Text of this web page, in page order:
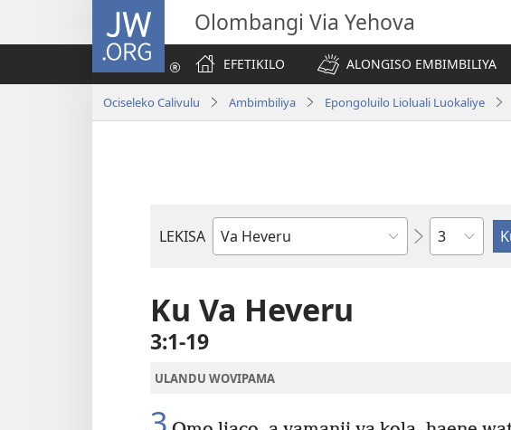
JW.ORG Olombangi Via Yehova
EFETIKILO
ALONGISO EMBIMBILIYA
Ociseleko Calivulu Ambimbiliya Epongoluilo Lioluali Luokaliye
LEKISA
Elivulu
Ocipama
Ku Va Heveru
3:1-19
ULANDU WOVIPAMA